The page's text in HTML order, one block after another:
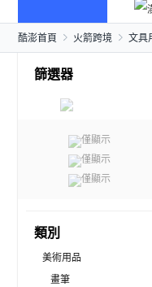
酷澎首頁 火箭跨境 文具
篩選器
僅顯示
僅顯示
僅顯示
類別
美術用品
畫筆